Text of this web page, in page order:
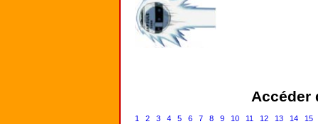
Accéder
1 2 3 4 5 6 7 8 9 10 11 12 13 14 15